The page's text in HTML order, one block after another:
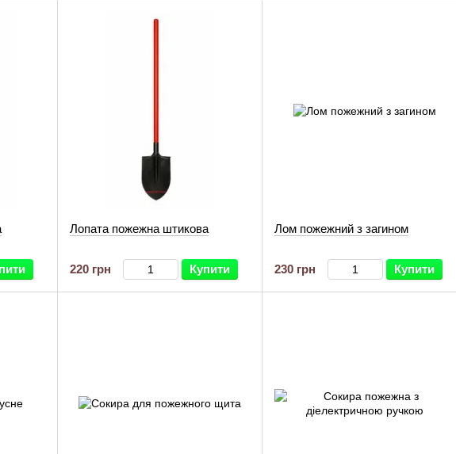
Лопата пожежна штикова
220 грн Купити
Лом пожежний з загином
230 грн Купити